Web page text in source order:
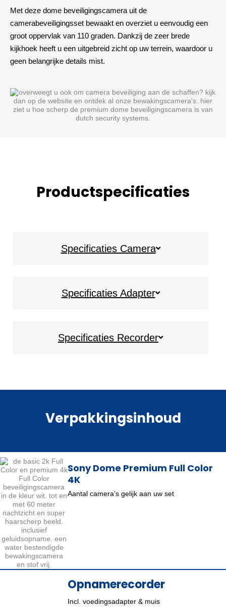
Met deze dome beveiligingscamera uit de
camerabeveiligingsset bewaakt en overziet u eenvoudig een
groot oppervlak van 110 graden. Dankzij de zeer brede
kijkhoek heeft u een uitgebreid zicht op uw terrein, waardoor u
geen belangrijke details mist.
Productspecificaties
Specificaties Camera
Specificaties Adapter
Specificaties Recorder
Verpakkingsinhoud
Sony Dome Premium Full Color
4K
Aantal camera’s gelijk aan uw set
Opnamerecorder
Incl. voedingsadapter & muis